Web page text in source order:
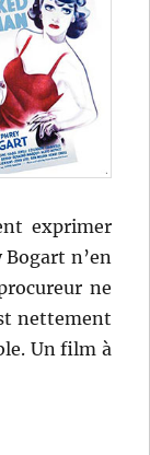
exprimer
n’en
ne
nettement
Un film à